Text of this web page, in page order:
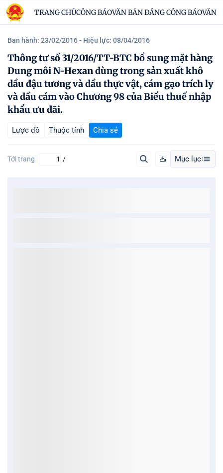
TRANG CHỦCÔNG BÁOVĂN BẢN ĐĂNG CÔNG BÁOVĂN
Ban hành: 23/02/2016- Hiệu lực: 08/04/2016
Thông tư số 31/2016/TT-BTC bổ sung mặt hàng
Dung môi N-Hexan dùng trong sản xuất khô
dầu đậu tương và dầu thực vật, cám gạo trích ly
và dầu cám vào Chương 98 của Biểu thuế nhập
khẩu ưu đãi.
Lược đồ Thuộc tính Chia sẻ
Tới trang / Mục lục